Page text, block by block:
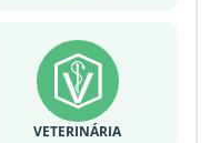
VETERINÁRIA